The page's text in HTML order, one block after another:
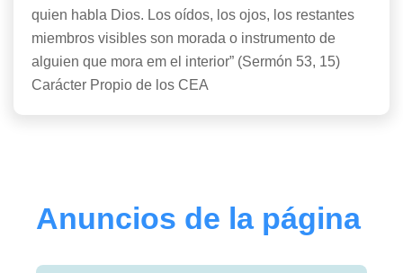
quien habla Dios. Los oídos, los ojos, los restantes
miembros visibles son morada o instrumento de
alguien que mora em el interior” (Sermón 53, 15)
Carácter Propio de los CEA
Anuncios de la página